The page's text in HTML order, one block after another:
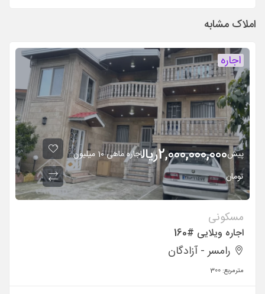
املاک مشابه
اجاره
پیش2,000,000,000ريال
اجاره ماهی 10 میلیون
تومان
مسکونی
اجاره ویلایی #160
رامسر - آزادگان
مترمربع: 300